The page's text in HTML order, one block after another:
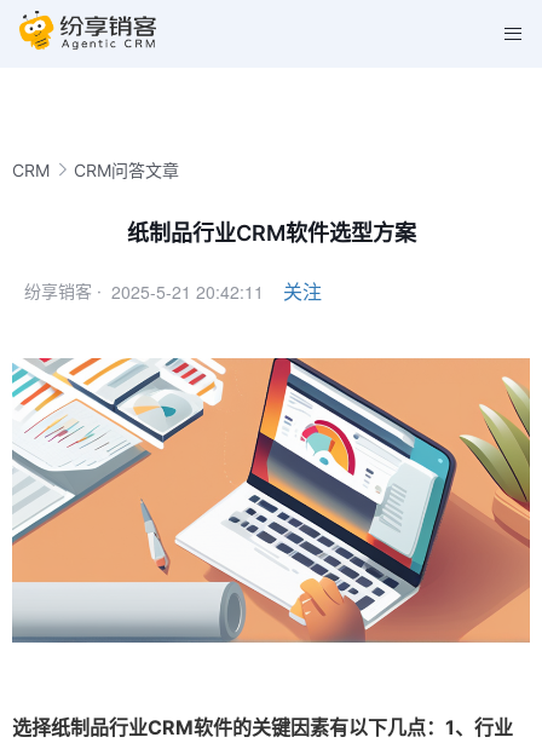
CRM CRM问答文章
纸制品行业CRM软件选型方案
纷享销客 · 2025-5-21 20:42:11 关注
选择纸制品行业CRM软件的关键因素有以下几点：1、行业